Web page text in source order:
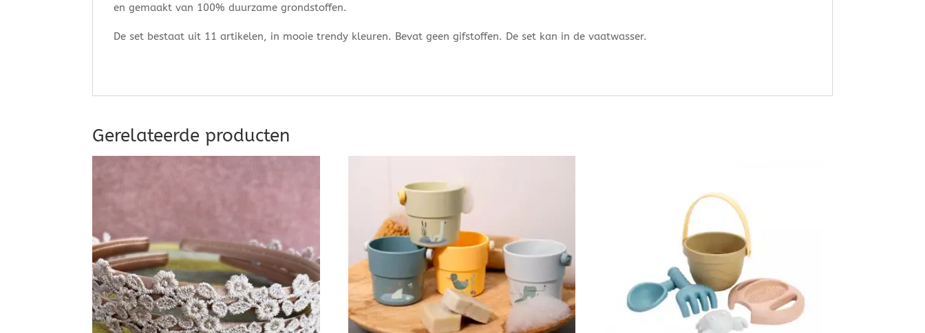
en gemaakt van 100% duurzame grondstoffen.
De set bestaat uit 11 artikelen, in mooie trendy kleuren. Bevat geen gifstoffen. De set kan in de vaatwasser.
Gerelateerde producten